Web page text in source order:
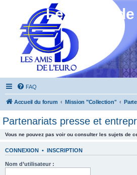
Les Amis
FAQ
Accueil du forum Mission "Collection"
Partenariats presse et
Vous ne pouvez pas voir ou consulter les sujets de
CONNEXION • INSCRIPTION
Nom d’utilisateur :